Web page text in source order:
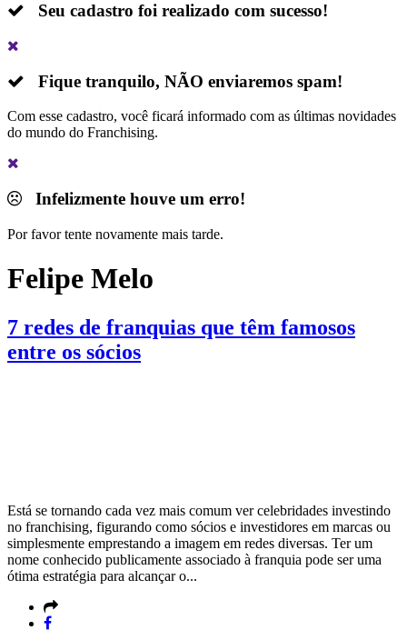
Seu cadastro foi realizado com sucesso!
Fique tranquilo, NÃO enviaremos spam!
Com esse cadastro, você ficará informado com as últimas novidades
do mundo do Franchising.
Infelizmente houve um erro!
Por favor tente novamente mais tarde.
Felipe Melo
7 redes de franquias que têm famosos
entre os sócios
Está se tornando cada vez mais comum ver celebridades investindo
no franchising, figurando como sócios e investidores em marcas ou
simplesmente emprestando a imagem em redes diversas. Ter um
nome conhecido publicamente associado à franquia pode ser uma
ótima estratégia para alcançar o...